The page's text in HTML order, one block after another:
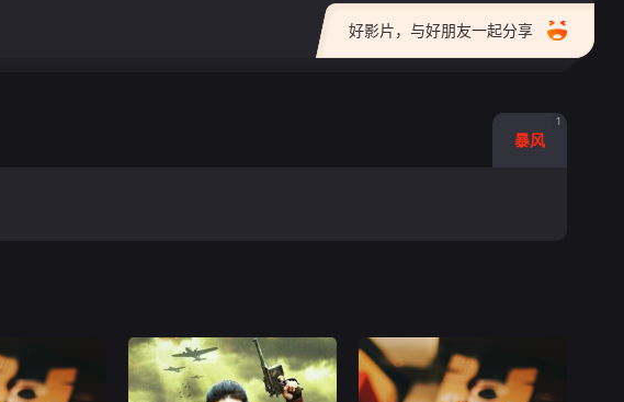
好影片，与好朋友一起分享
暴风
1